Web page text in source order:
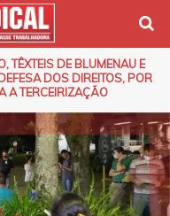
TÊXTEIS DE BLUMENAU E
DOS DIREITOS, POR
A TERCEIRIZAÇÃO